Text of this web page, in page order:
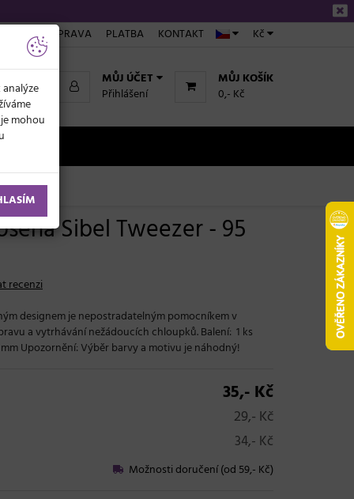
Kč
DOPRAVA PLATBA KONTAKT
MŮJ KOŠÍK
0,- Kč
MŮJ ÚČET
Přihlášení
Sibel Tweezer - 95
recenzi
designem je nepostradatelným pomocníkem v
a vytrhávání nežádoucích chloupků. Balení: 1 ks
Upozornění: Výběr barvy a motivu je náhodný!
35,- Kč
29,- Kč
34,- Kč
Možnosti doručení (od 59,- Kč)
mohou